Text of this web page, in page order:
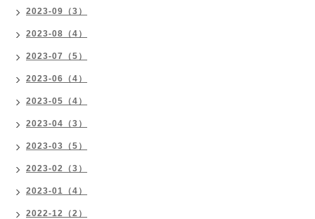
2023-09（3）
2023-08（4）
2023-07（5）
2023-06（4）
2023-05（4）
2023-04（3）
2023-03（5）
2023-02（3）
2023-01（4）
2022-12（2）